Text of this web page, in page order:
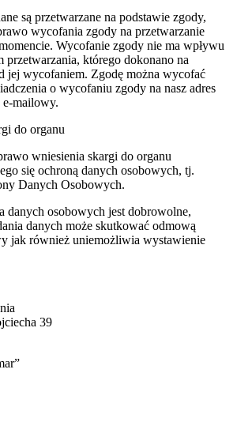
są przetwarzane na podstawie zgody,
wycofania zgody na przetwarzanie
Wycofanie zgody nie ma wpływu
przetwarzania, którego dokonano na
jej wycofaniem. Zgodę można wycofać
o wycofaniu zgody na nasz adres
mailowy.
do organu
wniesienia skargi do organu
się ochroną danych osobowych, tj.
Danych Osobowych.
danych osobowych jest dobrowolne,
danych może skutkować odmową
jak również uniemożliwia wystawienie
39